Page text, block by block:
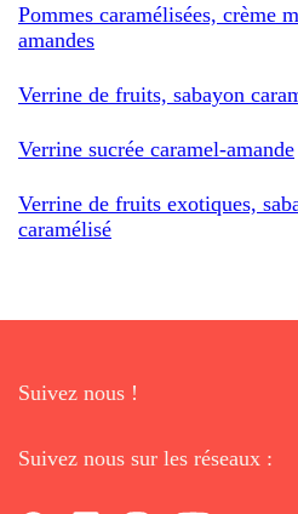
Pommes caramélisées, crème
amandes
Verrine de fruits, sabayon
Verrine sucrée caramel-amande
Verrine de fruits exotiques,
caramélisé
Suivez nous !
Suivez nous sur les réseaux :